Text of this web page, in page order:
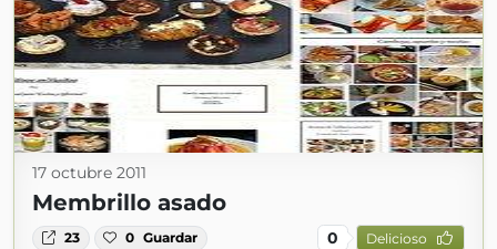
17 octubre 2011
Membrillo asado
23 0 Guardar 0 Delicioso